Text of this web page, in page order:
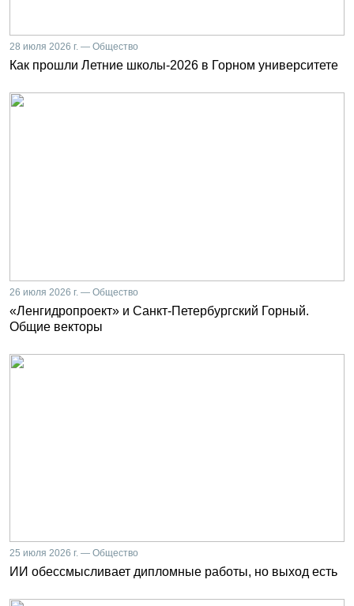
28 июля 2026 г. — Общество
Как прошли Летние школы-2026 в Горном университете
26 июля 2026 г. — Общество
«Ленгидропроект» и Санкт-Петербургский Горный.
Общие векторы
25 июля 2026 г. — Общество
ИИ обессмысливает дипломные работы, но выход есть